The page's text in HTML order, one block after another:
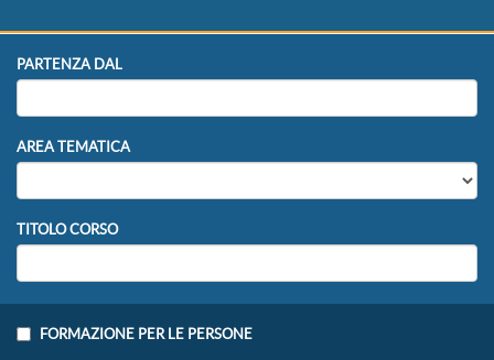
PARTENZA DAL
AREA TEMATICA
TITOLO CORSO
FORMAZIONE PER LE PERSONE